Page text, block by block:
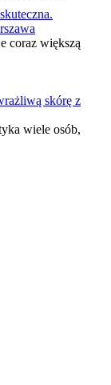
coraz większą
skórę z
wiele osób,